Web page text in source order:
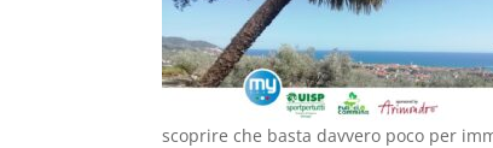
scoprire che basta davvero poco per